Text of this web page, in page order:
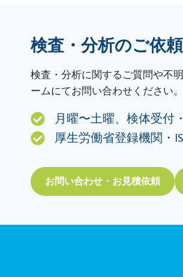
検査・分析のご依頼
検査・分析に関するご質問や不
ームにてお問い合わせください。
月曜〜土曜、検体受付
厚生労働省登録機関・
お問い合わせ・お見積依頼